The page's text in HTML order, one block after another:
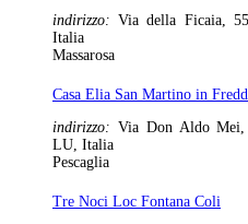
indirizzo:Via della Ficaia,
Italia
Massarosa
Casa Elia San Martino in
indirizzo: Via Don Aldo Mei,
LU, Italia
Pescaglia
Tre Noci Loc Fontana Coli